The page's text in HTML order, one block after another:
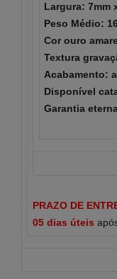
Largura: 7mm
Peso Médio:
Cor ouro
Textura
Acabamento:
Disponível
Garantia
PRAZO DE
05 dias úteis